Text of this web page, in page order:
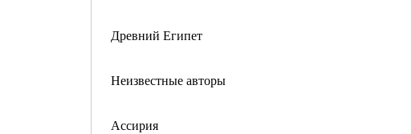
Древний Египет
Неизвестные авторы
Ассирия